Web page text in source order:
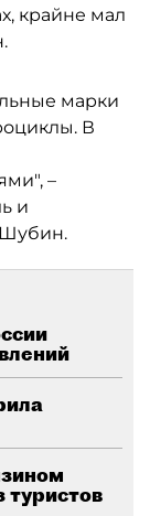
крайне мал
марки
В
–
и
Шубин.
туристов